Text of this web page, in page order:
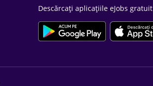
Descărcați aplicațiile eJobs gratuit